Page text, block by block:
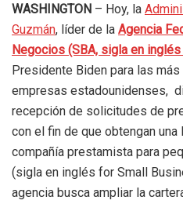
WASHINGTON – Hoy, la
Guzmán, líder de la Agencia
Negocios (SBA, sigla en inglés
Presidente Biden para las
empresas estadounidenses,
recepción de solicitudes de
con el fin de que obtengan
compañía prestamista para
(sigla en inglés for Small
agencia busca ampliar la